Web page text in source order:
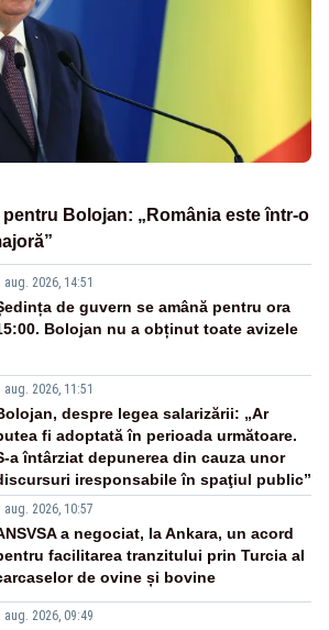
pentru Bolojan: „România este într-o
aug. 2026, 14:51
de guvern se amână pentru ora
Bolojan nu a obținut toate avizele
aug. 2026, 11:51
despre legea salarizării: „Ar
fi adoptată în perioada următoare.
a întârziat depunerea din cauza unor
iresponsabile în spaţiul public”
aug. 2026, 10:57
a negociat, la Ankara, un acord
facilitarea tranzitului prin Turcia al
de ovine și bovine
aug. 2026, 09:49